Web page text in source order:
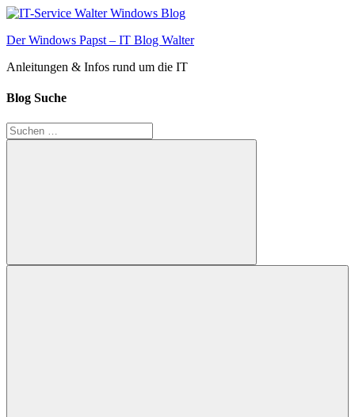
Zum
springen
Der Windows Papst – IT Blog Walter
Anleitungen & Infos rund um die IT
Blog Suche
Suchen
nach:
Suchen